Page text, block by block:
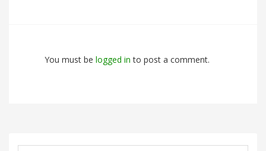
You must be logged into post a comment.